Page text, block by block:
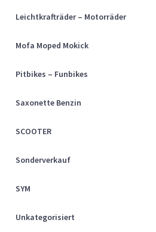
Leichtkrafträder – Motorräder
Mofa Moped Mokick
Pitbikes – Funbikes
Saxonette Benzin
SCOOTER
Sonderverkauf
SYM
Unkategorisiert